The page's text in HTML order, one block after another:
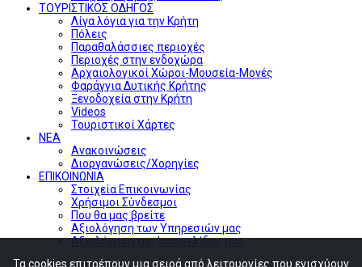
ΤΟΥΡΙΣΤΙΚΟΣ ΟΔΗΓΟΣ
Λίγα λόγια για την Κρήτη
Πόλεις
Παραθαλάσσιες περιοχές
Περιοχές στην ενδοχώρα
Αρχαιολογικοί Χώροι-Μουσεία-Μονές
Φαράγγια Δυτικής Κρήτης
Ξενοδοχεία στην Κρήτη
Videos
Τουριστικοί Χάρτες
ΝΕΑ
Ανακοινώσεις
Διοργανώσεις/Χορηγίες
ΕΠΙΚΟΙΝΩΝΙΑ
Στοιχεία Επικοινωνίας
Χρήσιμοι Σύνδεσμοι
Που θα μας βρείτε
Αξιολόγηση των Υπηρεσιών μας
Αξιολόγηση της Ιστοσελίδας μας
Τα cookies επιτρέπουν μια σειρά από λειτουργίες που ενισχύουν